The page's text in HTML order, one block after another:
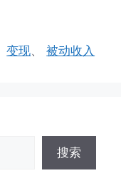
变现、被动收入
搜索